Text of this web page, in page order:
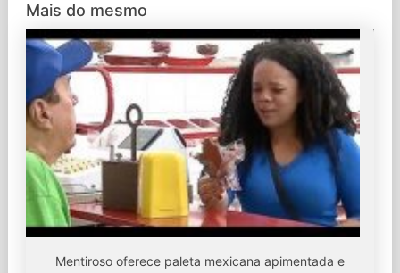
Mais do mesmo
Mentiroso oferece paleta mexicana apimentada e